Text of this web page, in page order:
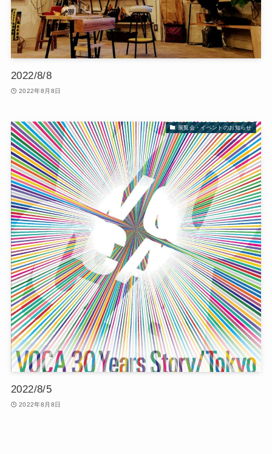
2022/8/8
2022年8月8日
展覧会・イベントのお知らせ
2022/8/5
2022年8月8日